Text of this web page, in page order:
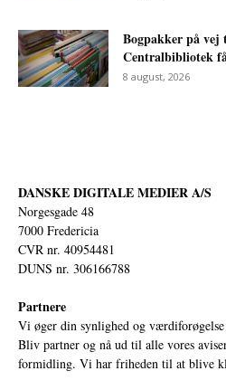
Bogpakker på vej
Centralbibliotek
8 august, 2026
DANSKE DIGITALE MEDIER A/S
Norgesgade 48
7000 Fredericia
CVR nr. 40954481
DUNS nr. 306166788
Partnere
Vi øger din synlighed og
Bliv partner og nå ud til alle vores
formidling. Vi har friheden til at blive